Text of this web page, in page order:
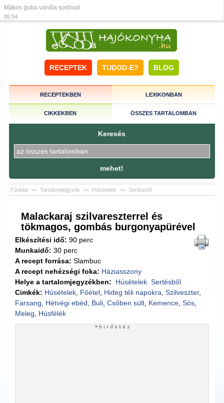
Mákos guba vanília sodóval
05:54
RECEPTEK TUDOD-E? BLOG
RECEPTEKBEN LEXIKONBAN
CIKKEKBEN ÖSSZES TARTALOMBAN
Keresés
mehet!
Főoldal >> Tartalomjegyzék >> Húsételek >> Sertésből
Malackaraj szilvareszterrel és
tökmagos, gombás burgonyapürével
Elkészítési idő: 90 perc
Munkaidő: 30 perc
A recept forrása: Slambuc
A recept nehézségi foka: Háziasszony
Helye a tartalomjegyzékben:
Húsételek Sertésből
Cimkék: Húsételek Főétel Hideg téli napokra ,Szilveszter,
Farsang
Hétvégi ebéd Buli ,Csőben sült Kemence ,Sós
Meleg
Húsfélék